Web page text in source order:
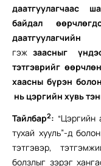
даатгуулагчаас
байдал
гэж заасныг
тэтгэврийг
хаасны бүрэн
нь цэргийн хувь
Тайлбар2: “Цэргийн
тухай хууль”-д
тэтгэвэр,
болзлыг зэрэг